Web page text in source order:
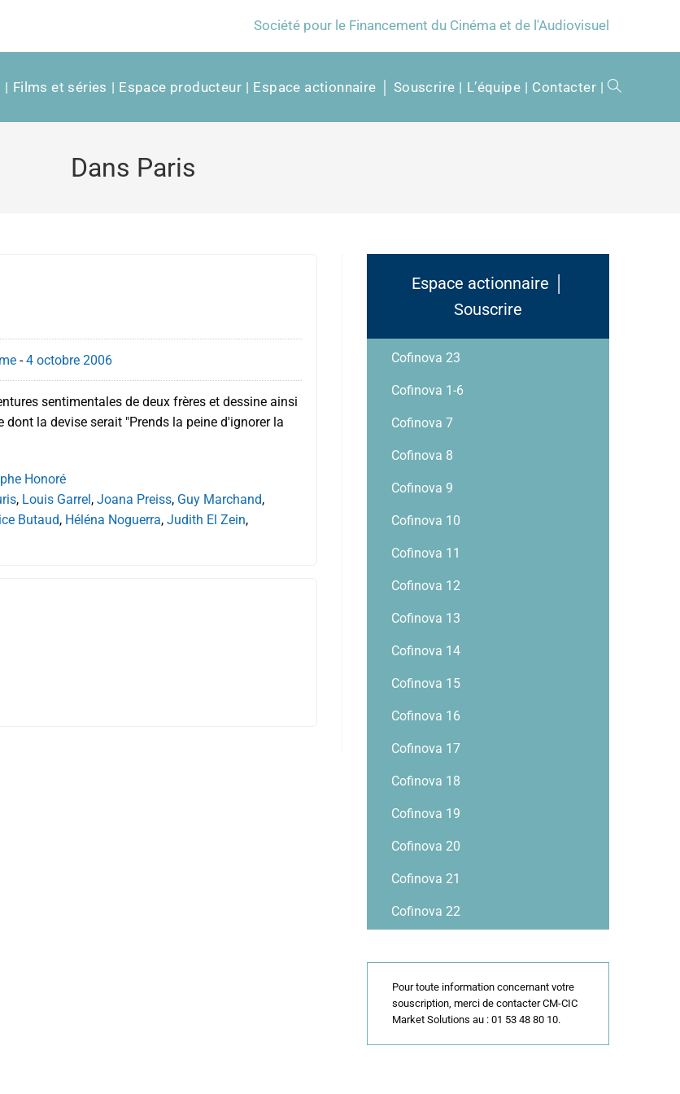
Société pour le Financement du Cinéma et de l'Audiovisuel
Films et séries Espace producteur Espace actionnaire │ Souscrire L’équipe Contacter
Dans Paris
-4 octobre 2006
sentimentales de deux frères et dessine ainsi
la devise serait "Prends la peine d'ignorer la
Honoré
, Louis Garrel, Joana Preiss, Guy Marchand,
Butaud, Héléna Noguerra, Judith El Zein,
Espace actionnaire │
Souscrire
Cofinova 23
Cofinova 1-6
Cofinova 7
Cofinova 8
Cofinova 9
Cofinova 10
Cofinova 11
Cofinova 12
Cofinova 13
Cofinova 14
Cofinova 15
Cofinova 16
Cofinova 17
Cofinova 18
Cofinova 19
Cofinova 20
Cofinova 21
Cofinova 22
Pour toute information concernant votre
souscription, merci de contacter CM-CIC
Market Solutions au : 01 53 48 80 10.